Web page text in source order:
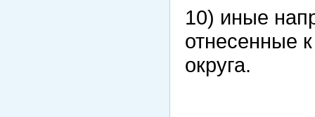
10) иные
отнесенные
округа.